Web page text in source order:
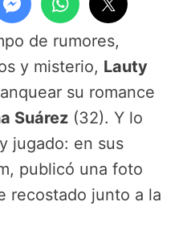
de rumores,
y misterio, Lauty
su romance
Suárez (32). Y lo
jugado: en sus
publicó una foto
recostado junto a la